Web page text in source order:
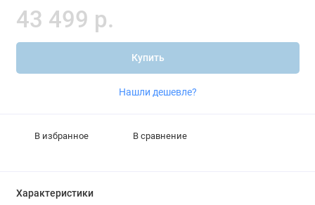
43 499 р.
Купить
Нашли дешевле?
В избранное В сравнение
Характеристики